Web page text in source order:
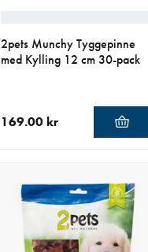
2pets Munchy Tyggepinne
med Kylling 12 cm 30-pack
169.00 kr